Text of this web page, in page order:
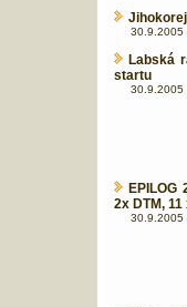
30.9.2005
Labská
startu
30.9.2005
2x DTM,
30.9.2005